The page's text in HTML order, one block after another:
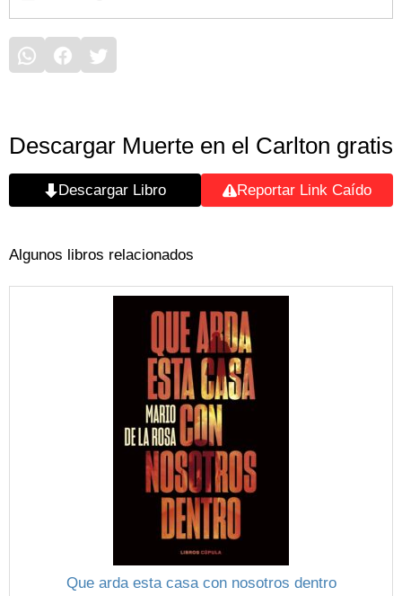
Descargar Muerte en el Carlton gratis
Descargar Libro Reportar Link Caído
Algunos libros relacionados
Que arda esta casa con nosotros dentro